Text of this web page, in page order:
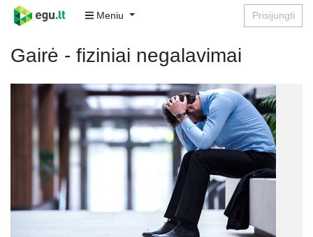
Meniu Prisijungti
Gairė - fiziniai negalavimai